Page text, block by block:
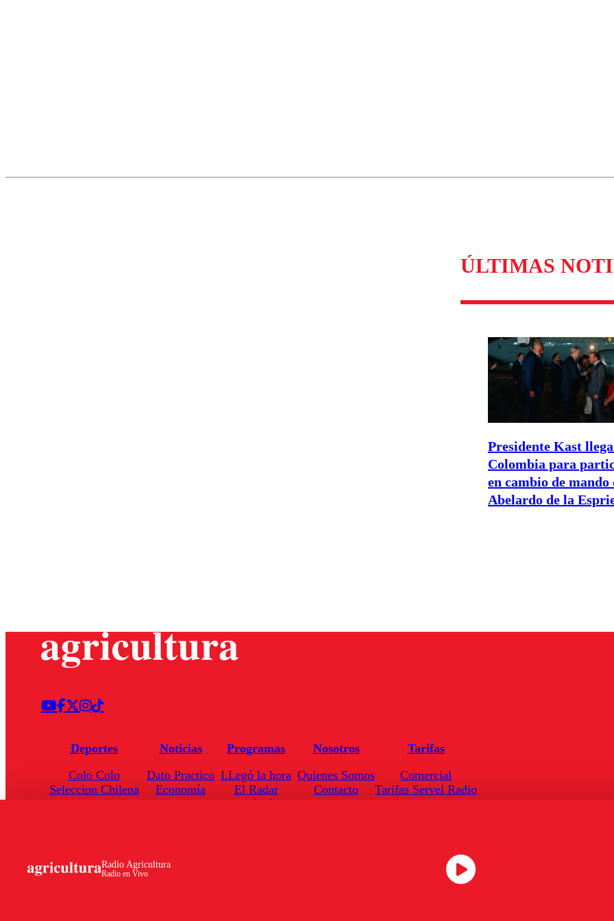
ÚLTIMAS
Presidente Kast
Colombia para
en cambio de mando
Abelardo de la
Radio Agricultura
Radio en Vivo
Deportes
Colo Colo
Seleccion Chilena
Noticias
Dato Practico
Economía
Programas
LLegó la hora
El Radar
Enfoqué Público
Nosotros
Quienes Somos
Contacto
Tarifas
Comercial
Tarifas Servel Radio